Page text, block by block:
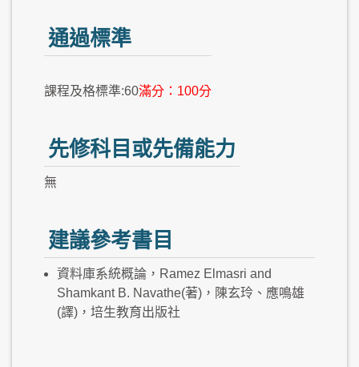
通過標準
課程及格標準:60滿分：100分
先修科目或先備能力
無
建議參考書目
資料庫系統概論，Ramez Elmasri and
Shamkant B. Navathe(著)，陳玄玲、應鳴雄
(譯)，培生教育出版社